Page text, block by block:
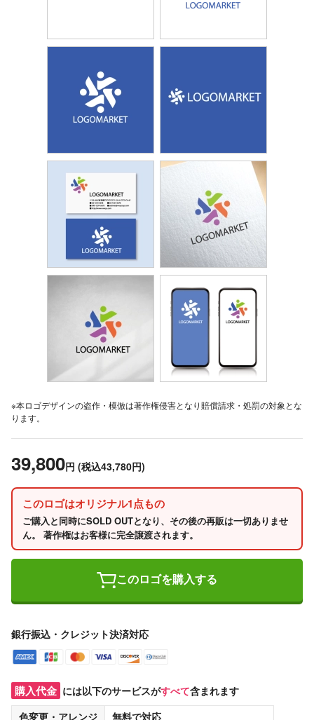
※本ロゴデザインの盗作・模倣は著作権侵害となり賠償請求・処罰の対象とな
ります。
39,800円 (税込43,780円)
このロゴはオリジナル1点もの
ご購入と同時にSOLD OUTとなり、その後の再販は一切ありませ
ん。 著作権はお客様に完全譲渡されます。
このロゴを購入する
銀行振込・クレジット決済対応
購入代金 には以下のサービスがすべて含まれます
色変更・アレンジ
無料で対応